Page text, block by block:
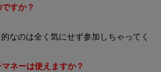
すか？
なのは全く気にせず参加しちゃってく
ネーは使えますか？